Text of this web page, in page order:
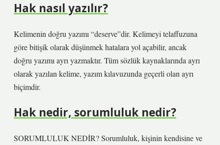
Hak nasıl yazılır?
Kelimenin doğru yazımı “deserve”dir. Kelimeyi telaffuzuna
göre bitişik olarak düşünmek hatalara yol açabilir, ancak
doğru yazımı ayrı yazmaktır. Tüm sözlük kaynaklarında ayrı
olarak yazılan kelime, yazım kılavuzunda geçerli olan ayrı
biçimdir.
Hak nedir, sorumluluk nedir?
SORUMLULUK NEDİR? Sorumluluk, kişinin kendisine ve